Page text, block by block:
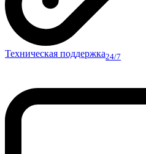
Техническая поддержка24/7